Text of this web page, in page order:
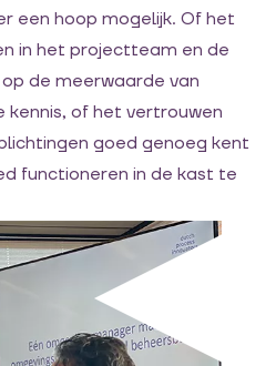
een hoop mogelijk. Of het
in het projectteam en de
de meerwaarde van
kennis, of het vertrouwen
goed genoeg kent
functioneren in de kast te